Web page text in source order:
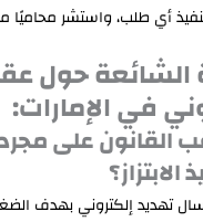
أي طلب، واستشر محاميًا
الشائعة حول
في الإمارات:
القانون على مجرد
تهديد إلكتروني بهدف